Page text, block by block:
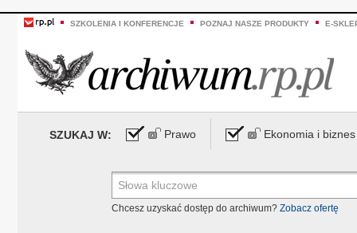
SZKOLENIA I KONFERENCJE POZNAJ NASZE PRODUKTY E-
SZUKAJ W: Prawo Ekonomia i biznes
Chcesz uzyskać dostęp do archiwum? Zobacz ofertę